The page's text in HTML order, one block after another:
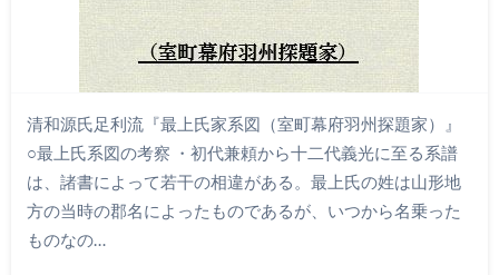
清和源氏足利流『最上氏家系図（室町幕府羽州探題家）』
○最上氏系図の考察 ・初代兼頼から十二代義光に至る系譜
は、諸書によって若干の相違がある。最上氏の姓は山形地
方の当時の郡名によったものであるが、いつから名乗った
ものなの…